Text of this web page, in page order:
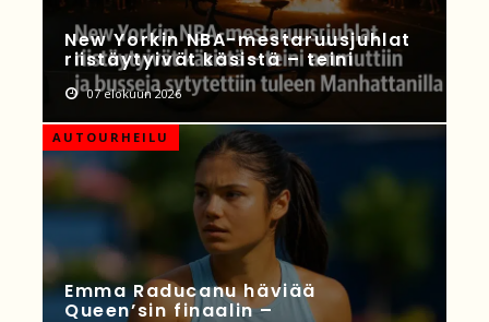
New Yorkin NBA-mestaruusjuhlat
riistäytyivät käsistä – teini
07 elokuun 2026
AUTOURHEILU
Emma Raducanu häviää
Queen’sin finaalin –